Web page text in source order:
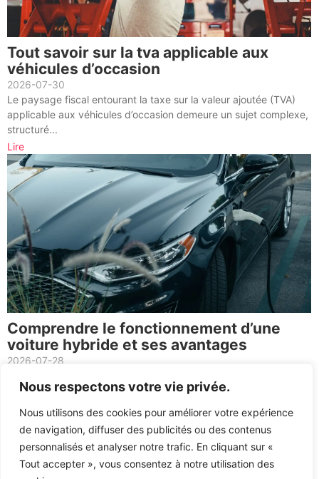
Nous respectons votre vie privée.
Nous utilisons des cookies pour améliorer votre expérience
de navigation, diffuser des publicités ou des contenus
personnalisés et analyser notre trafic. En cliquant sur «
Tout accepter », vous consentez à notre utilisation des
Tout savoir sur la tva applicable aux
véhicules d’occasion
2026-07-30
Le paysage fiscal entourant la taxe sur la valeur ajoutée (TVA)
applicable aux véhicules d’occasion demeure un sujet complexe,
structuré...
Lire
Comprendre le fonctionnement d’une
voiture hybride et ses avantages
2026-07-28
que jamais une urgence, la voiture hybride se positionne
Voir plus